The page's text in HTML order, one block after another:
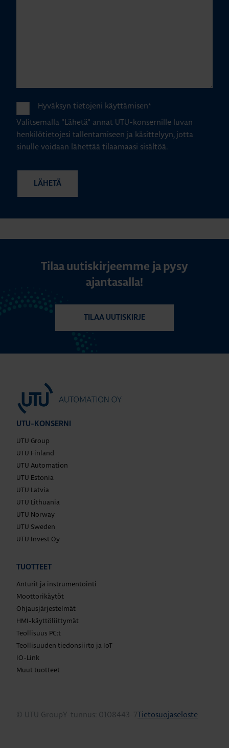
Hyväksyn tietojeni käyttämisen*
Valitsemalla "Lähetä" annat UTU-konsernille luvan
henkilötietojesi tallentamiseen ja käsittelyyn, jotta
sinulle voidaan lähettää tilaamaasi sisältöä.
Tilaa uutiskirjeemme ja pysy
ajantasalla!
TILAA UUTISKIRJE
UTU-KONSERNI
UTU Group
UTU Finland
UTU Automation
UTU Estonia
UTU Latvia
UTU Lithuania
UTU Norway
UTU Sweden
UTU Invest Oy
TUOTTEET
Anturit ja instrumentointi
Moottorikäytöt
Ohjausjärjestelmät
HMI-käyttöliittymät
Teollisuus PC:t
Teollisuuden tiedonsiirto ja IoT
IO-Link
Muut tuotteet
© UTU GroupY-tunnus: 0108443-7Tietosuojaseloste